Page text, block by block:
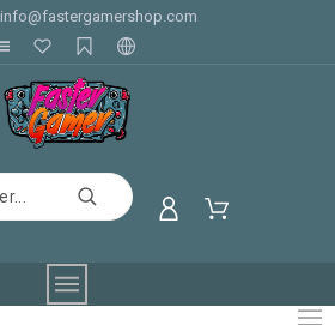
info@fastergamershop.com